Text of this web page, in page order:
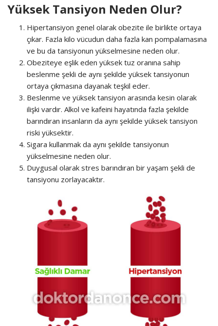
Yüksek Tansiyon Neden Olur?
Hipertansiyon genel olarak obezite ile birlikte ortaya
çıkar. Fazla kilo vücudun daha fazla kan pompalamasına
ve bu da tansiyonun yükselmesine neden olur.
Obeziteye eşlik eden yüksek tuz oranına sahip
beslenme şekli de aynı şekilde yüksek tansiyonun
ortaya çıkmasına dayanak teşkil eder.
Beslenme ve yüksek tansiyon arasında kesin olarak
ilişki vardır. Alkol ve kafeini hayatında fazla şekilde
barındıran insanların da aynı şekilde yüksek tansiyon
riski yüksektir.
Sigara kullanmak da aynı şekilde tansiyonun
yükselmesine neden olur.
Duygusal olarak stres barındıran bir yaşam şekli de
tansiyonu zorlayacaktır.